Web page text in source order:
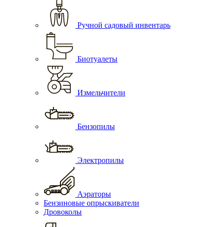
Ручной садовый инвентарь
Биотуалеты
Измельчители
Бензопилы
Электропилы
Аэраторы
Бензиновые опрыскиватели
Дровоколы